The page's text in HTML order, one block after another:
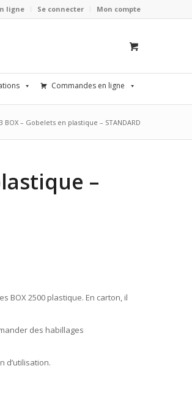
ligne Se connecter Mon compte
Commandes en ligne
BOX – Gobelets en plastique – STANDARD
–
BOX 2500 plastique. En carton, il
des habillages
d’utilisation.